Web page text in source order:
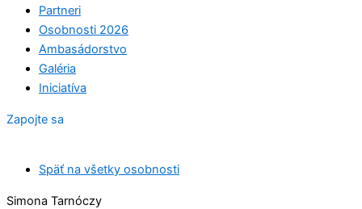
Partneri
Osobnosti 2026
Ambasádorstvo
Galéria
Iniciatíva
Zapojte sa
Späť na všetky osobnosti
Simona Tarnóczy